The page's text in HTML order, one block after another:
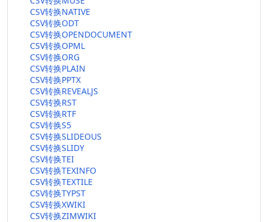
CSV转换NATIVE
CSV转换ODT
CSV转换OPENDOCUMENT
CSV转换OPML
CSV转换ORG
CSV转换PLAIN
CSV转换PPTX
CSV转换REVEALJS
CSV转换RST
CSV转换RTF
CSV转换S5
CSV转换SLIDEOUS
CSV转换SLIDY
CSV转换TEI
CSV转换TEXINFO
CSV转换TEXTILE
CSV转换TYPST
CSV转换XWIKI
CSV转换ZIMWIKI